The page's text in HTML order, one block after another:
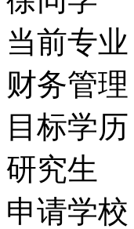
个学部
文学；
文化；
律；人
和考古
当前专业
财务管理
目标学历
研究生
申请学校